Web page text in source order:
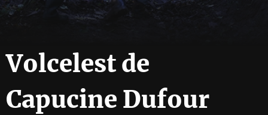
Volcelest de
Capucine Dufour